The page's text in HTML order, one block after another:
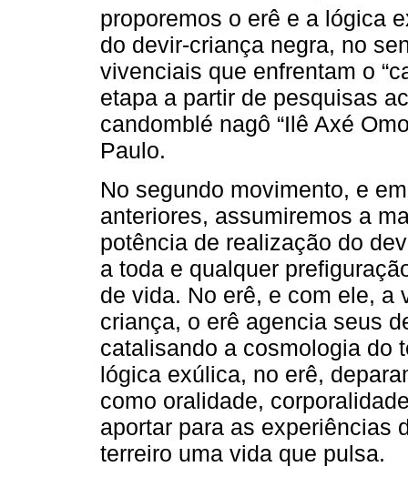
proporemos o erê e a lógica
do devir-criança negra, no
vivenciais que enfrentam o
etapa a partir de pesquisas
candomblé nagô “Ilê Axé
Paulo.
No segundo movimento, e
anteriores, assumiremos a
potência de realização do
a toda e qualquer
de vida. No erê, e com ele, a
criança, o erê agencia seus
catalisando a cosmologia do
lógica exúlica, no erê,
como oralidade,
aportar para as experiências
terreiro uma vida que pulsa.